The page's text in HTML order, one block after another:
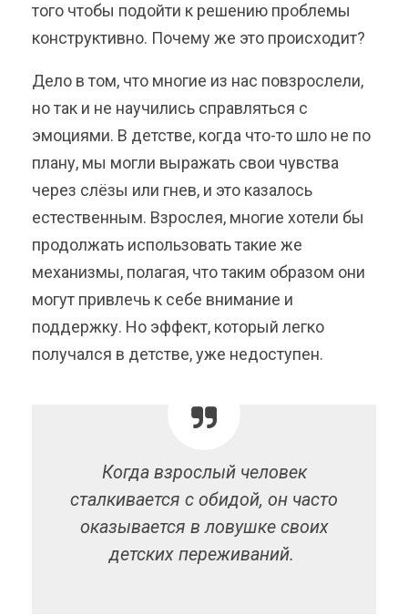
того чтобы подойти к решению проблемы
конструктивно. Почему же это происходит?
Дело в том, что многие из нас повзрослели,
но так и не научились справляться с
эмоциями. В детстве, когда что-то шло не по
плану, мы могли выражать свои чувства
через слёзы или гнев, и это казалось
естественным. Взрослея, многие хотели бы
продолжать использовать такие же
механизмы, полагая, что таким образом они
могут привлечь к себе внимание и
поддержку. Но эффект, который легко
получался в детстве, уже недоступен.
Когда взрослый человек
сталкивается с обидой, он часто
оказывается в ловушке своих
детских переживаний.